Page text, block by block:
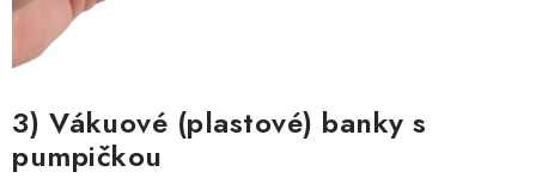
3) Vákuové (plastové) banky s
pumpičkou